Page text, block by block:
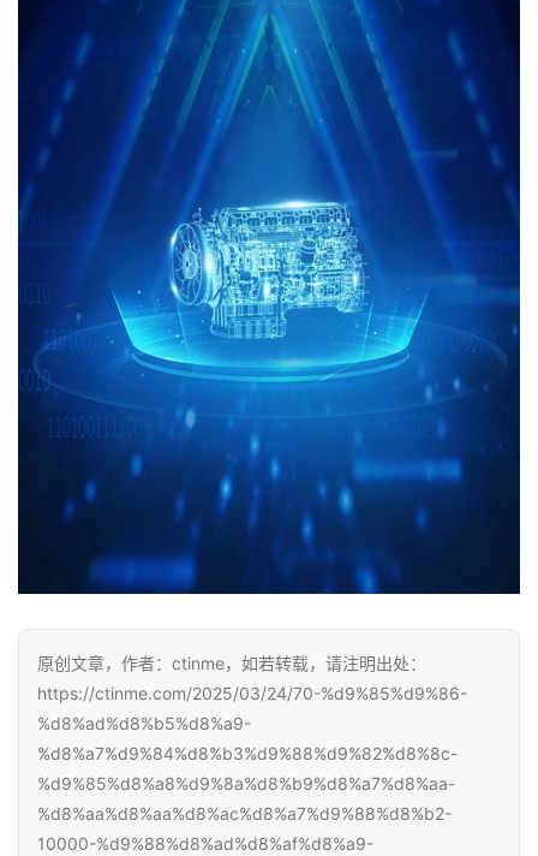
原创文章，作者：ctinme，如若转载，请注明出处：
https://ctinme.com/2025/03/24/70-%d9%85%d9%86-
%d8%ad%d8%b5%d8%a9-
%d8%a7%d9%84%d8%b3%d9%88%d9%82%d8%8c-
%d9%85%d8%a8%d9%8a%d8%b9%d8%a7%d8%aa-
%d8%aa%d8%aa%d8%ac%d8%a7%d9%88%d8%b2-
10000-%d9%88%d8%ad%d8%af%d8%a9-